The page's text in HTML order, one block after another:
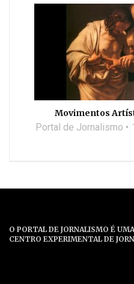
Movimentos
Portal de Jornalismo
O PORTAL DE JORNALISMO É
CENTRO EXPERIMENTAL DE